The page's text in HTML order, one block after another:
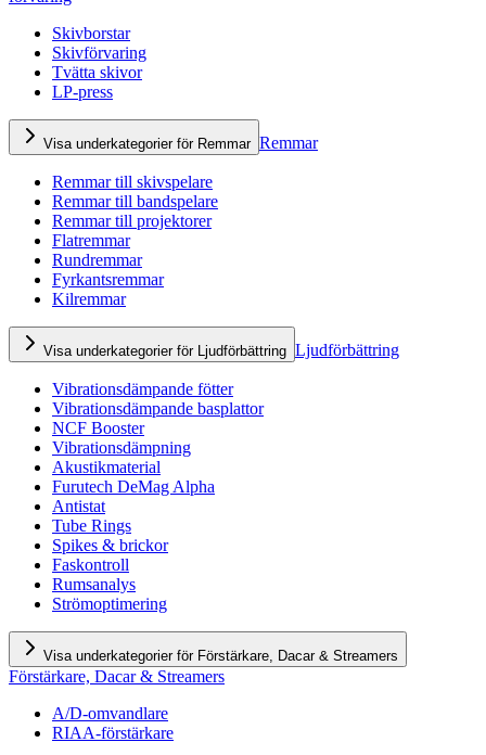
Skivborstar
Skivförvaring
Tvätta skivor
LP-press
Visa underkategorier för Remmar Remmar
Remmar till skivspelare
Remmar till bandspelare
Remmar till projektorer
Flatremmar
Rundremmar
Fyrkantsremmar
Kilremmar
Visa underkategorier för Ljudförbättring Ljudförbättring
Vibrationsdämpande fötter
Vibrationsdämpande basplattor
NCF Booster
Vibrationsdämpning
Akustikmaterial
Furutech DeMag Alpha
Antistat
Tube Rings
Spikes & brickor
Faskontroll
Rumsanalys
Strömoptimering
Visa underkategorier för Förstärkare, Dacar & Streamers
Förstärkare, Dacar & Streamers
A/D-omvandlare
RIAA-förstärkare